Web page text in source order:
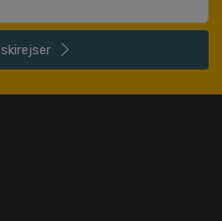
skirejser